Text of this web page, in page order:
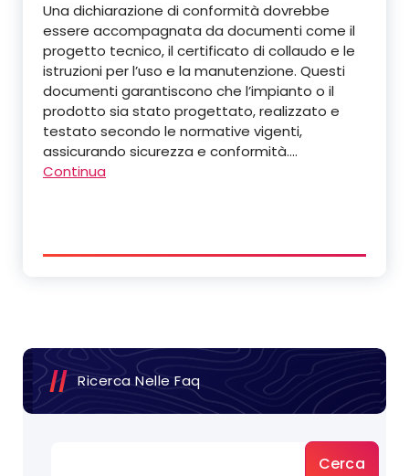
Una dichiarazione di conformità dovrebbe
essere accompagnata da documenti come il
progetto tecnico, il certificato di collaudo e le
istruzioni per l’uso e la manutenzione. Questi
documenti garantiscono che l’impianto o il
prodotto sia stato progettato, realizzato e
testato secondo le normative vigenti,
assicurando sicurezza e conformità.…
Continua
Ricerca Nelle Faq
Cerca